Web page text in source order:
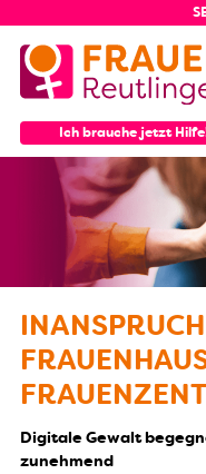
Ich brauche jetzt
Digitale Gewalt
zunehmend